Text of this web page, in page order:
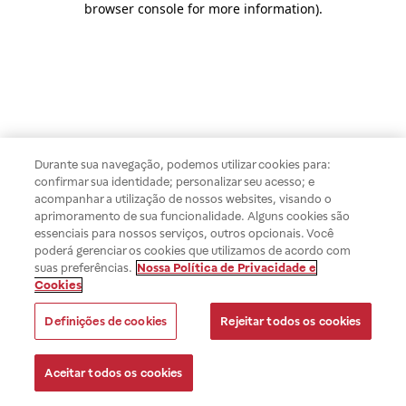
browser console for more information).
Durante sua navegação, podemos utilizar cookies para:
confirmar sua identidade; personalizar seu acesso; e
acompanhar a utilização de nossos websites, visando o
aprimoramento de sua funcionalidade. Alguns cookies são
essenciais para nossos serviços, outros opcionais. Você
poderá gerenciar os cookies que utilizamos de acordo com
suas preferências. Nossa Política de Privacidade e
Cookies
Definições de cookies Rejeitar todos os cookies
Aceitar todos os cookies